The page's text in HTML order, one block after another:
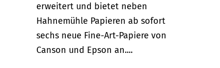
erweitert und bietet neben
Hahnemühle Papieren ab sofort
sechs neue Fine-Art-Papiere von
Canson und Epson an....